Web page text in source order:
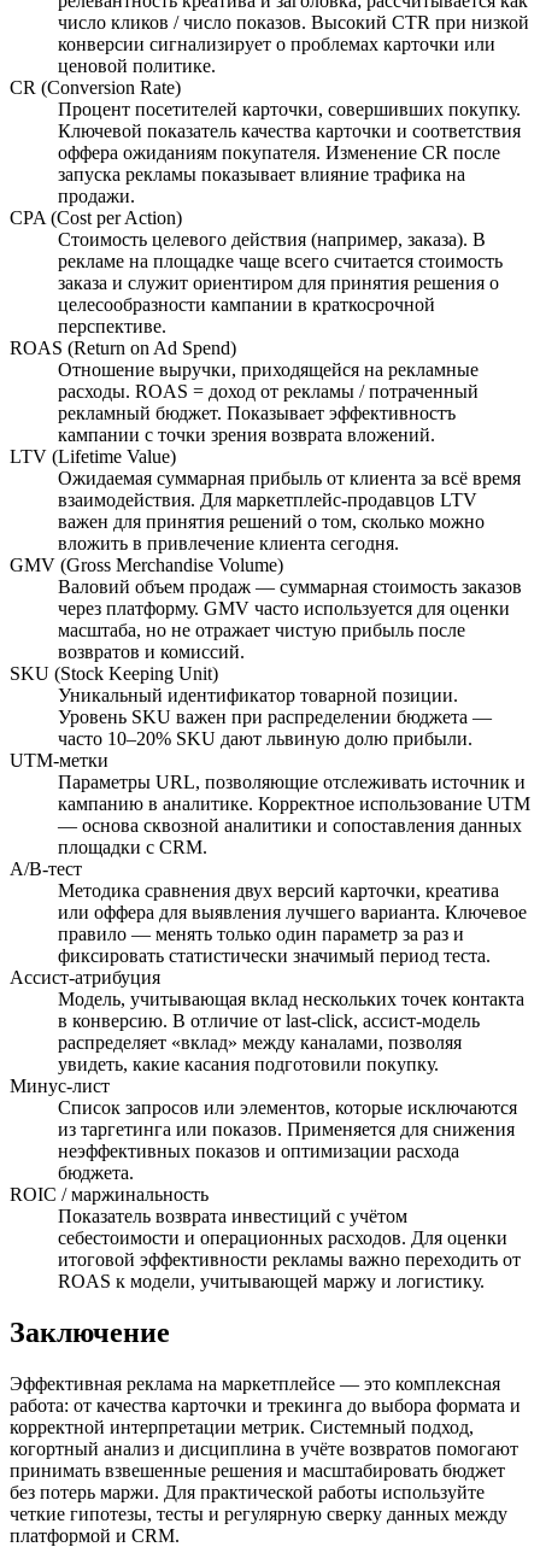
число кликов / число показов. Высокий CTR при низкой
конверсии сигнализирует о проблемах карточки или
ценовой политике.
CR (Conversion Rate)
Процент посетителей карточки, совершивших покупку.
Ключевой показатель качества карточки и соответствия
оффера ожиданиям покупателя. Изменение CR после
запуска рекламы показывает влияние трафика на
продажи.
CPA (Cost per Action)
Стоимость целевого действия (например, заказа). В
рекламе на площадке чаще всего считается стоимость
заказа и служит ориентиром для принятия решения о
целесообразности кампании в краткосрочной
перспективе.
ROAS (Return on Ad Spend)
Отношение выручки, приходящейся на рекламные
расходы. ROAS = доход от рекламы / потраченный
рекламный бюджет. Показывает эффективностъ
кампании с точки зрения возврата вложений.
LTV (Lifetime Value)
Ожидаемая суммарная прибыль от клиента за всё время
взаимодействия. Для маркетплейс-продавцов LTV
важен для принятия решений о том, сколько можно
вложить в привлечение клиента сегодня.
GMV (Gross Merchandise Volume)
Валовий объем продаж — суммарная стоимость заказов
через платформу. GMV часто используется для оценки
масштаба, но не отражает чистую прибыль после
возвратов и комиссий.
SKU (Stock Keeping Unit)
Уникальный идентификатор товарной позиции.
Уровень SKU важен при распределении бюджета —
часто 10–20% SKU дают львиную долю прибыли.
UTM-метки
Параметры URL, позволяющие отслеживать источник и
кампанию в аналитике. Корректное использование UTM
— основа сквозной аналитики и сопоставления данных
площадки с CRM.
A/B-тест
Методика сравнения двух версий карточки, креатива
или оффера для выявления лучшего варианта. Ключевое
правило — менять только один параметр за раз и
фиксировать статистически значимый период теста.
Ассист-атрибуция
Модель, учитывающая вклад нескольких точек контакта
в конверсию. В отличие от last-click, ассист-модель
распределяет «вклад» между каналами, позволяя
увидеть, какие касания подготовили покупку.
Минус-лист
Список запросов или элементов, которые исключаются
из таргетинга или показов. Применяется для снижения
неэффективных показов и оптимизации расхода
бюджета.
ROIC / маржинальность
Показатель возврата инвестиций с учётом
себестоимости и операционных расходов. Для оценки
итоговой эффективности рекламы важно переходить от
ROAS к модели, учитывающей маржу и логистику.
Заключение
Эффективная реклама на маркетплейсе — это комплексная
работа: от качества карточки и трекинга до выбора формата и
корректной интерпретации метрик. Системный подход,
когортный анализ и дисциплина в учёте возвратов помогают
принимать взвешенные решения и масштабировать бюджет
без потерь маржи. Для практической работы используйте
четкие гипотезы, тесты и регулярную сверку данных между
платформой и CRM.